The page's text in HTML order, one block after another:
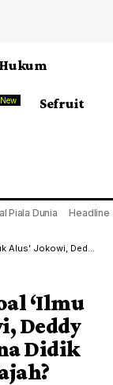
Hukum
New Sefruit
Piala Dunia Headline
Gimana Didik Monster Seribu Wajah?
‘Ilmu
Deddy
Didik